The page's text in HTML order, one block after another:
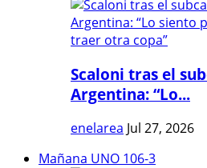
Scaloni tras el
Argentina: “Lo...
enelarea Jul 27, 2026
Mañana UNO 106-3